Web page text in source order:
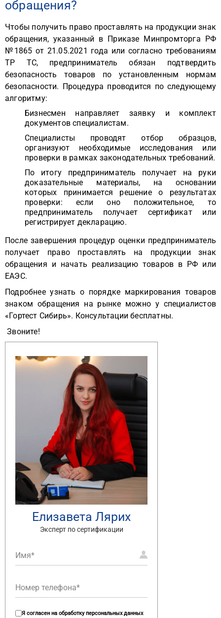
обращения?
Чтобы получить право проставлять на продукции знак
обращения, указанный в Приказе Минпромторга РФ
№1865 от 21.05.2021 года или согласно требованиям
ТР ТС, предприниматель обязан подтвердить
безопасность товаров по установленным нормам
безопасности. Процедура проводится по следующему
алгоритму:
Бизнесмен направляет заявку и комплект
документов специалистам.
Специалисты проводят отбор образцов,
организуют необходимые исследования или
проверки в рамках законодательных требований.
По итогу предприниматель получает на руки
доказательные материалы, на основании
которых принимается решение о результатах
проверки: если оно положительное, то
предприниматель получает сертификат или
регистрирует декларацию.
После завершения процедур оценки предприниматель
получает право проставлять на продукции знак
обращения и начать реализацию товаров в РФ или
ЕАЭС.
Подробнее узнать о порядке маркирования товаров
знаком обращения на рынке можно у специалистов
«Гортест Сибирь». Консультации бесплатны.
Звоните!
Елизавета Лярих
Эксперт по сертификации
Я согласен на обработку персональных данных